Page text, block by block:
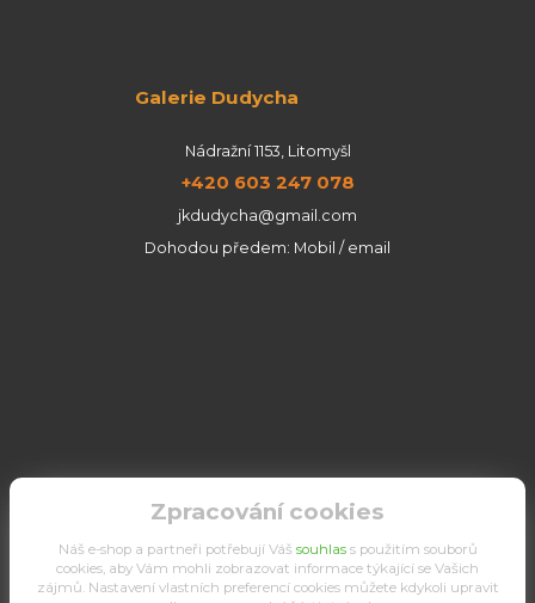
Galerie Dudycha
Nádražní 1153, Litomyšl
+420 603 247 078
jkdudycha@gmail.com
Dohodou předem: Mobil / email
Zpracování cookies
Náš e-shop a partneři potřebují Váš souhlass použitím souborů
cookies, aby Vám mohli zobrazovat informace týkající se Vašich
zájmů. Nastavení vlastních preferencí cookies můžete kdykoli upravit